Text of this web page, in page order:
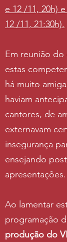
e 12 /11, 20h) e
12 /11, 21:30h).
Em reunião do
estas
há muito
haviam
cantores, de
externavam
insegurança
ensejando
apresentações.
Ao lamentar
programação
produção do